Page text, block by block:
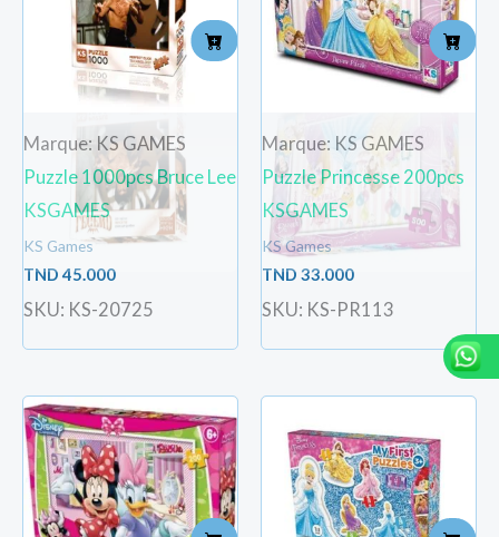
Marque: KS GAMES
Puzzle 1000pcs Bruce Lee
KSGAMES
KS Games
TND 45.000
SKU: KS-20725
Marque: KS GAMES
Puzzle Princesse 200pcs
KSGAMES
KS Games
TND 33.000
SKU: KS-PR113